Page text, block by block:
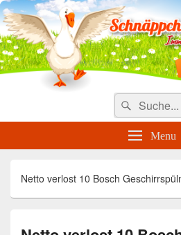
Täglich die besten
und
Search
for:
Suche
Menu
Netto verlost 10 Bosch